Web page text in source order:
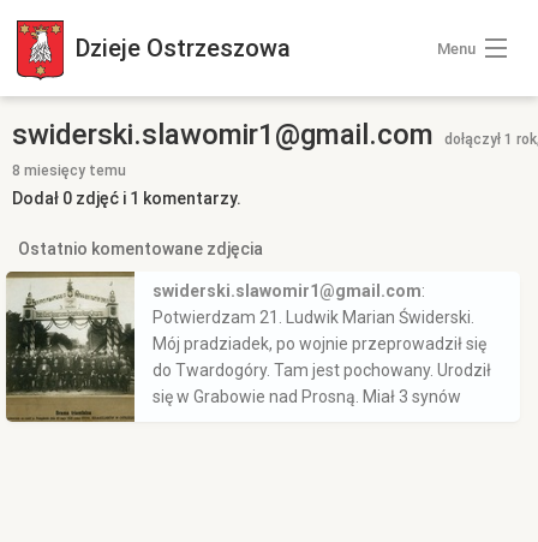
Dzieje Ostrzeszowa Menu
Wszystkie zdjęcia
Kategorie zdjęć
+ Dodaj zdjęcia
swiderski.slawomir1@gmail.com
dołączył 1
8 miesięcy temu
Dodał 0 zdjęć i 1 komentarzy.
Ostatnio komentowane zdjęcia
swiderski.slawomir1@gmail.com:
Potwierdzam 21. Ludwik Marian Świderski.
Mój pradziadek, po wojnie przeprowadził się
do Twardogóry. Tam jest pochowany. Urodził
się w Grabowie nad Prosną. Miał 3 synów